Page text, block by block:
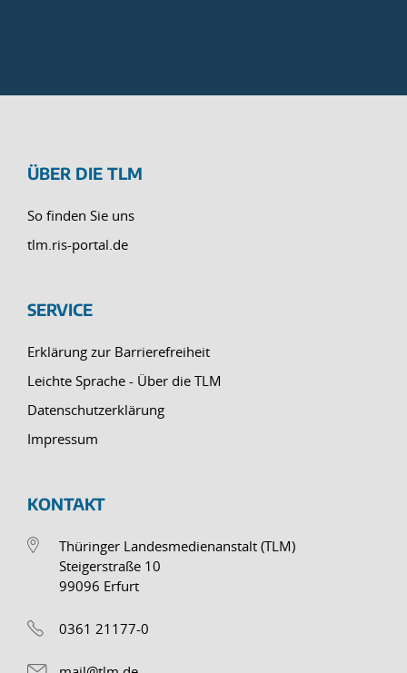
ÜBER DIE TLM
So finden Sie uns
tlm.ris-portal.de
SERVICE
Erklärung zur Barrierefreiheit
Leichte Sprache - Über die TLM
Datenschutzerklärung
Impressum
KONTAKT
Thüringer Landesmedienanstalt (TLM)
Steigerstraße 10
99096 Erfurt
0361 21177-0